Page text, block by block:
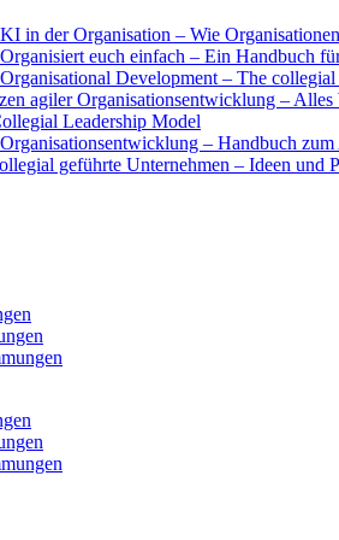
in der Orga­ni­sa­ti­on – Wie
euch ein­fach – Ein Hand­buch
Deve­lo­p­ment – The col­le­gi­al
agi­ler Orga­ni­sa­ti­ons­ent­wick­lung –
Lea­der­ship Model
– Hand­buch
geführ­te Unter­neh­men – Ideen und